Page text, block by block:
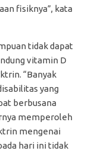
fisiknya”, kata
tidak dapat
vitamin D
“Banyak
yang
berbusana
memperoleh
mengenai
hari ini tidak